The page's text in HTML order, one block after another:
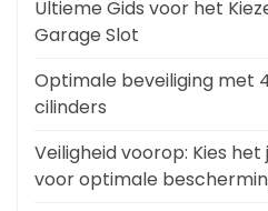
Ultieme Gids voor het
Garage Slot
Optimale beveiliging met
cilinders
Veiligheid voorop: Kies
voor optimale